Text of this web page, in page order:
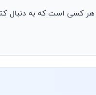
برای هر کسی است که به